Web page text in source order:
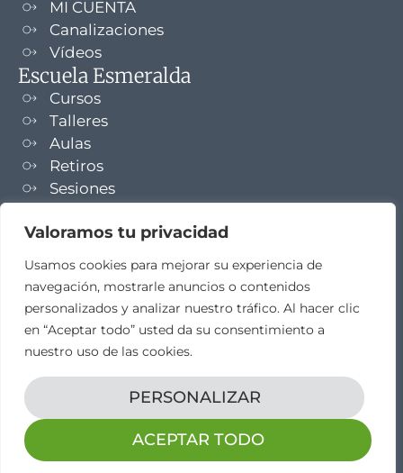
Valoramos tu privacidad
Usamos cookies para mejorar su experiencia de
navegación, mostrarle anuncios o contenidos
personalizados y analizar nuestro tráfico. Al hacer clic
en “Aceptar todo” usted da su consentimiento a
nuestro uso de las cookies.
PERSONALIZAR
ACEPTAR TODO
MI CUENTA
Canalizaciones
Vídeos
Escuela Esmeralda
Cursos
Talleres
Aulas
Retiros
Sesiones
NEWSLETTER
TELEGRAM
Aviso legal
Diseño web por elestudio28​